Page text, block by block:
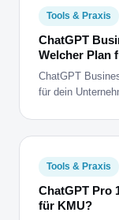
Tools & Praxis
ChatGPT
Welcher Plan
ChatGPT
für dein
Tools & Praxis
ChatGPT Pro
für KMU?